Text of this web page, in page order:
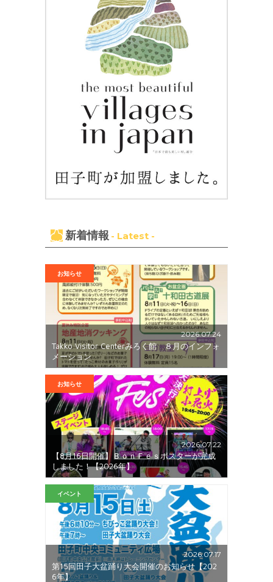
新着情報 - Latest -
お知らせ
2026.07.24
Takko Visitor Centerみろく館 ８月のインフォ
メーション
お知らせ
2026.07.22
【8月16日開催】ＢｏｎＦｅｓポスターが完成
しました！【2026年】
イベント
2026.07.17
第15回田子大盆踊り大会開催のお知らせ【202
6年】